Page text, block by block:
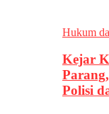
Hukum
Kejar
Polisi